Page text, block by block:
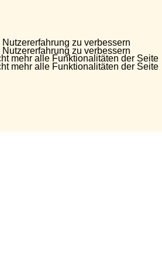
zu verbessern
mehr alle Funktionalitäten der Seite
zu verbessern
mehr alle Funktionalitäten der Seite